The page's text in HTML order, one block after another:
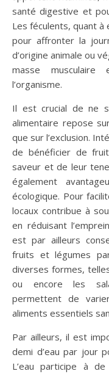
santé digestive et
Les féculents, quant à
pour affronter la
d’origine animale ou
masse
l’organisme.
Il est crucial de ne
alimentaire repose
que sur l’exclusion.
de bénéficier de
saveur et de leur
également
écologique. Pour
locaux contribue à
en réduisant
est par ailleurs
fruits et légumes
diverses formes,
ou encore les
permettent de
aliments essentiels
Par ailleurs, il est
demi d’eau par jour
L’eau participe à